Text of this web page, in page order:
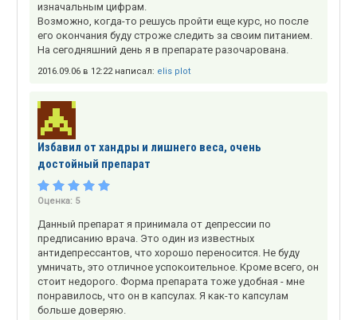
изначальным цифрам.
Возможно, когда-то решусь пройти еще курс, но после
его окончания буду строже следить за своим питанием.
На сегодняшний день я в препарате разочарована.
2016.09.06 в 12:22 написал: elis plot
Избавил от хандры и лишнего веса, очень
достойный препарат
Оценка: 5
Данный препарат я принимала от депрессии по
предписанию врача. Это один из известных
антидепрессантов, что хорошо переносится. Не буду
умничать, это отличное успокоительное. Кроме всего, он
стоит недорого. Форма препарата тоже удобная - мне
понравилось, что он в капсулах. Я как-то капсулам
больше доверяю.